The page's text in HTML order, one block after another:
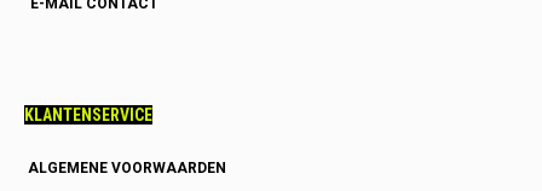
E-MAIL CONTACT
KLANTENSERVICE
ALGEMENE VOORWAARDEN